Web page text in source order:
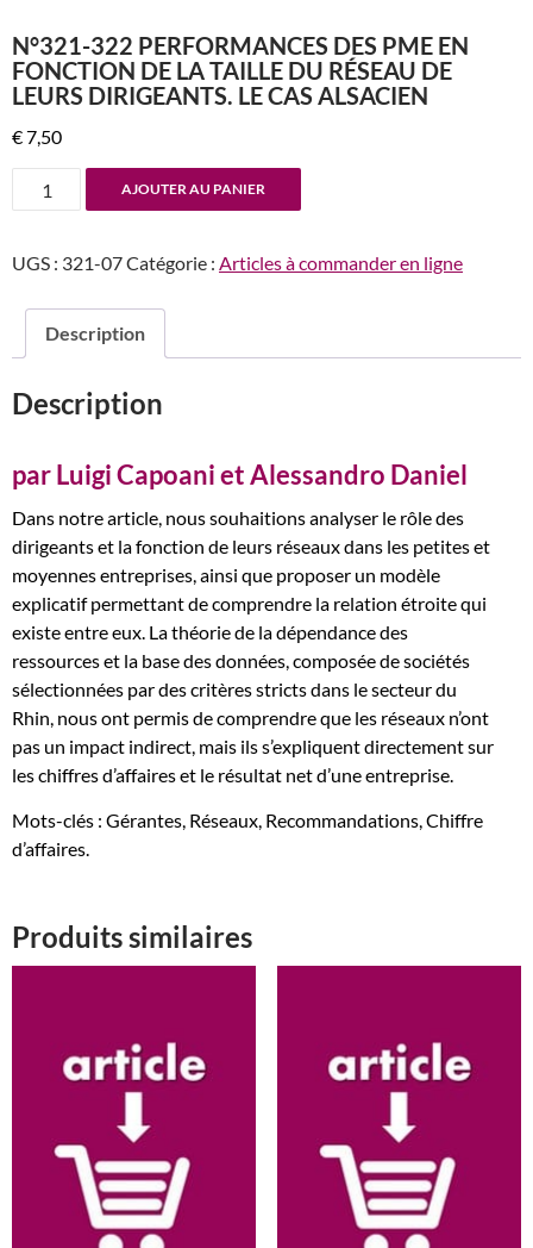
N°321-322 PERFORMANCES DES PME EN
FONCTION DE LA TAILLE DU RÉSEAU DE
LEURS DIRIGEANTS. LE CAS ALSACIEN
€7,50
quantité
de
322
PME
fonction
la
taille
du
réseau
de
leurs
dirigeants.
Le
cas
alsacien
AJOUTER AU PANIER
UGS : 321-07Catégorie : Articles à commander en ligne
Description
Description
par Luigi Capoani et Alessandro Daniel
Dans notre article, nous souhaitions analyser le rôle des
dirigeants et la fonction de leurs réseaux dans les petites et
moyennes entreprises, ainsi que proposer un modèle
explicatif permettant de comprendre la relation étroite qui
existe entre eux. La théorie de la dépendance des
ressources et la base des données, composée de sociétés
sélectionnées par des critères stricts dans le secteur du
Rhin, nous ont permis de comprendre que les réseaux n’ont
pas un impact indirect, mais ils s’expliquent directement sur
les chiffres d’affaires et le résultat net d’une entreprise.
Mots-clés : Gérantes, Réseaux, Recommandations, Chiffre
d’affaires.
Produits similaires